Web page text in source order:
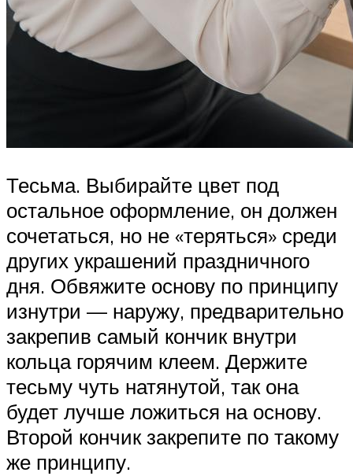
Тесьма. Выбирайте цвет под
остальное оформление, он должен
сочетаться, но не «теряться» среди
других украшений праздничного
дня. Обвяжите основу по принципу
изнутри — наружу, предварительно
закрепив самый кончик внутри
кольца горячим клеем. Держите
тесьму чуть натянутой, так она
будет лучше ложиться на основу.
Второй кончик закрепите по такому
же принципу.